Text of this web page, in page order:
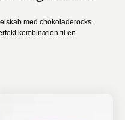
med chokoladerocks.
kombination til en